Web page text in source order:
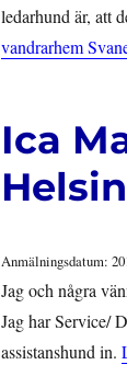
ledarhund är, att
vandrarhem
Ica
Anmälningsdatum:
Jag och några
Jag har Service/
assistanshund in.